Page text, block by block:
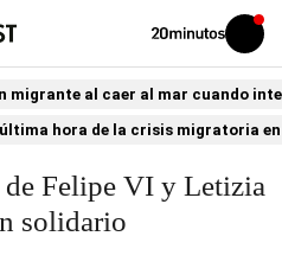
Volver
Iniciar
sesión
migrante al caer al mar cuando
hora de la crisis migratoria
Felipe VI y Letizia
solidario